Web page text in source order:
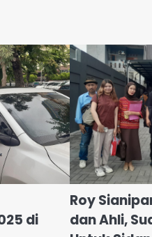
di
Roy
dan Ahli,